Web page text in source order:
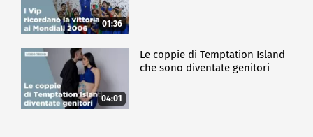
01:36
04:01
Le coppie di Temptation Island
che sono diventate genitori